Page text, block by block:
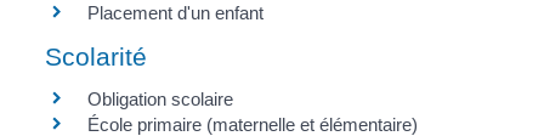
Placement d'un enfant
Scolarité
Obligation scolaire
École primaire (maternelle et élémentaire)